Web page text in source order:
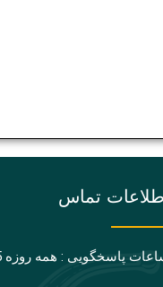
تماس
پاسخگویی : همه روزه 15 الی تا 20